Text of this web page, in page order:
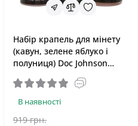
Набір крапель для мінету
(кавун, зелене яблуко і
полуниця) Doc Johnson
GoodHead Tingle Drops Set,
3*29,6 ml
В наявності
919 грн.